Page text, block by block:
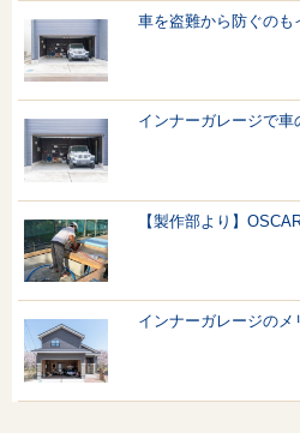
車を盗難から防ぐのも
インナーガレージで車
【製作部より】
インナーガレージの